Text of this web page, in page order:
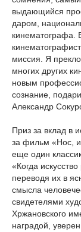
выдающийся
даром,
кинематографа.
миссия. Я
многих других
новым
сознание,
Александр
Приз за вклад в
за фильм «Нос,
еще один
«Когда
переводя их в
смысла
свидетелями
Хржановского
наградой,